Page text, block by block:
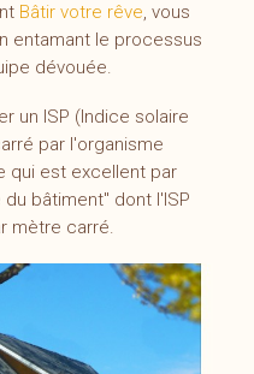
Bâtir votre rêve, vous
entamant le processus
dévouée.
un ISP (Indice solaire
par l'organisme
qui est excellent par
bâtiment'' dont l'ISP
mètre carré.